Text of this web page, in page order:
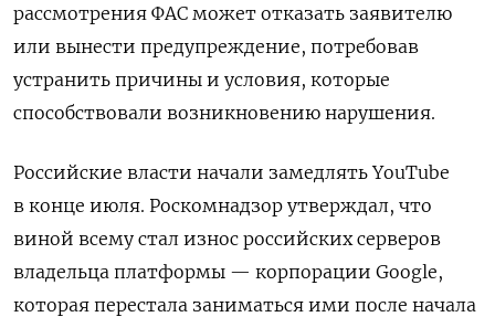
рассмотрения ФАС может отказать заявителю
или вынести предупреждение, потребовав
устранить причины и условия, которые
способствовали возникновению нарушения.
Российские власти начали замедлять YouTube
в конце июля. Роскомнадзор утверждал, что
виной всему стал износ российских серверов
владельца платформы — корпорации Google,
которая перестала заниматься ими после начала